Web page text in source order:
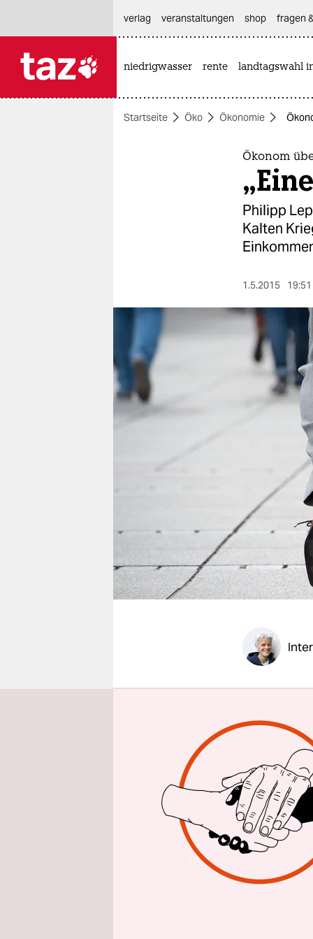
themen
berlin
nord
wahrheit
verlag
abo
genossenschaft
verlag
veranstaltungen shop fragen
niedrigwasser rente landtagswahl
Startseite Öko Ökonomie
Ökonom
Philipp
Kalten
1.5.2015
taz: Herr
erfunden.
Philipp
man
Also war
– und
Das